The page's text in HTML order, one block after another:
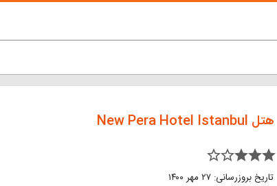
هتل New Pera Hotel Istanbul
star_border star_border star star star
تاریخ بروزرسانی: ۲۷ مهر ۱۴۰۰